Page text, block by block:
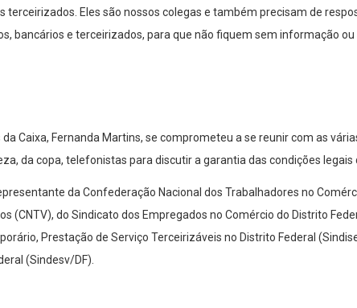
Eles são nossos colegas e também precisam de
bancários e terceirizados, para que não fiquem sem informação
Caixa, Fernanda Martins, se comprometeu a se reunir com as
da copa, telefonistas para discutir a garantia das condições legais
da Confederação Nacional dos Trabalhadores no
(CNTV), do Sindicato dos Empregados no Comércio do Distrito
Prestação de Serviço Terceirizáveis no Distrito Federal
(Sindesv/DF).